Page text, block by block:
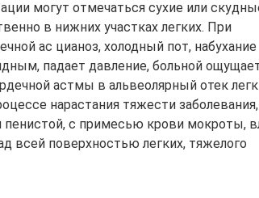
могут отмечаться сухие или
в нижних участках легких. При
ас цианоз, холодный пот, набухание
падает давление, больной
астмы в альвеолярный отек
нарастания тяжести
пенистой, с примесью крови мокроты,
всей поверхностью легких, тяжелого